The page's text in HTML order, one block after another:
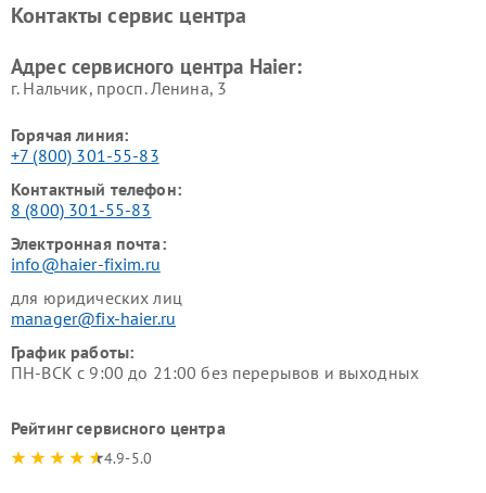
Ремонт роботов-пылесосов
Ремонт посудомоечных
Контакты сервис центра
Адрес сервисного центра Haier:
г. Нальчик, просп. Ленина, 3
Горячая линия:
+7 (800) 301-55-83
Контактный телефон:
8 (800) 301-55-83
Электронная почта:
info@haier-fixim.ru
для юридических лиц
manager@fix-haier.ru
График работы:
ПН-ВСК с 9:00 до 21:00 без перерывов и выходных
Рейтинг сервисного центра
4.9-5.0